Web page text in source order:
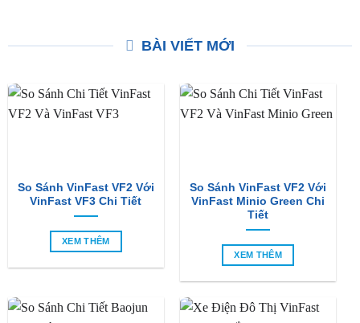
BÀI VIẾT MỚI
So Sánh VinFast VF2 Với
VinFast VF3 Chi Tiết
XEM THÊM
So Sánh VinFast VF2 Với
VinFast Minio Green Chi
Tiết
XEM THÊM